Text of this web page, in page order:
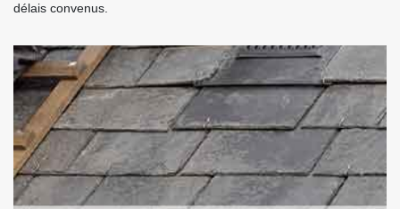
délais convenus.